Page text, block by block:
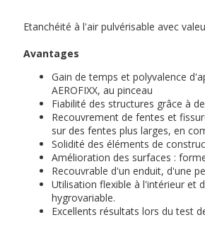
Etanchéité à l'air pulvérisable avec
Avantages
Gain de temps et polyvalence
AEROFIXX, au pinceau
Fiabilité des structures grâce à
Recouvrement de fentes et
sur des fentes plus larges, en
Solidité des éléments de
Amélioration des surfaces :
Recouvrable d'un enduit, d'une
Utilisation flexible à l'intérieur et
hygrovariable.
Excellents résultats lors du test